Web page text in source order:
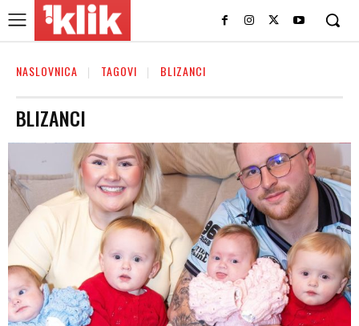
NASLOVNICA TAGOVI BLIZANCI
BLIZANCI